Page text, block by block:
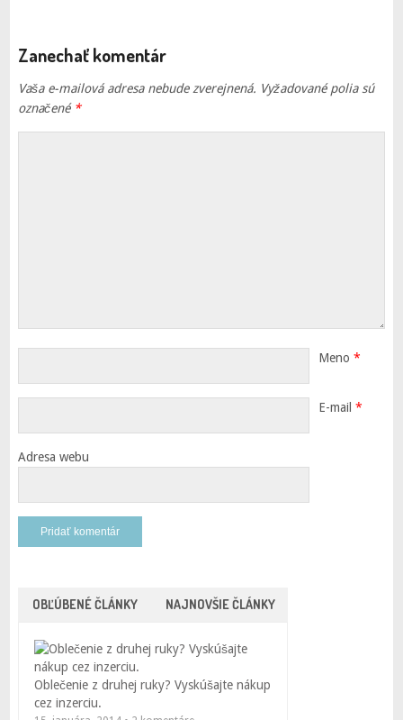
Zanechať komentár
Vaša e-mailová adresa nebude zverejnená. Vyžadované polia sú
označené *
Meno *
E-mail *
Adresa webu
OBĽÚBENÉ ČLÁNKY NAJNOVŠIE ČLÁNKY
Oblečenie z druhej ruky? Vyskúšajte nákup
cez inzerciu.